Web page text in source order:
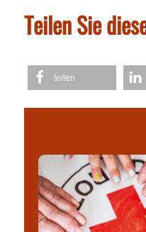
Teilen Sie
teilen